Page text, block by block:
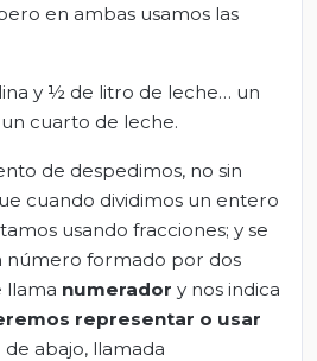
en ambas usamos las
y ½ de litro de leche… un
cuarto de leche.
de despedimos, no sin
cuando dividimos un entero
usando fracciones; y se
número formado por dos
llama numerador y nos indica
representar o usar
de abajo, llamada